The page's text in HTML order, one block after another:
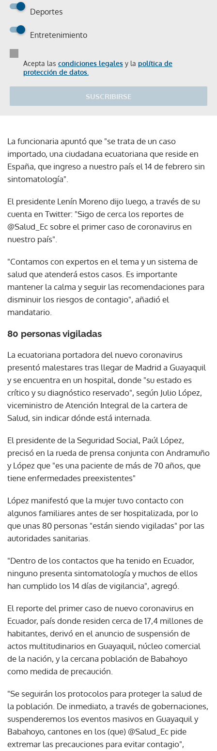
Deportes
Entretenimiento
Acepta las condiciones legales y la política de
protección de datos.
SUSCRIBIRSE
La funcionaria apuntó que "se trata de un caso
importado, una ciudadana ecuatoriana que reside en
España, que ingreso a nuestro país el 14 de febrero sin
sintomatología".
El presidente Lenín Moreno dijo luego, a través de su
cuenta en Twitter: "Sigo de cerca los reportes de
@Salud_Ec sobre el primer caso de coronavirus en
nuestro país".
"Contamos con expertos en el tema y un sistema de
salud que atenderá estos casos. Es importante
mantener la calma y seguir las recomendaciones para
disminuir los riesgos de contagio", añadió el
mandatario.
80 personas vigiladas
La ecuatoriana portadora del nuevo coronavirus
presentó malestares tras llegar de Madrid a Guayaquil
y se encuentra en un hospital, donde "su estado es
crítico y su diagnóstico reservado", según Julio López,
viceministro de Atención Integral de la cartera de
Salud, sin indicar dónde está internada.
El presidente de la Seguridad Social, Paúl López,
precisó en la rueda de prensa conjunta con Andramuño
y López que "es una paciente de más de 70 años, que
tiene enfermedades preexistentes"
López manifestó que la mujer tuvo contacto con
algunos familiares antes de ser hospitalizada, por lo
que unas 80 personas "están siendo vigiladas" por las
autoridades sanitarias.
"Dentro de los contactos que ha tenido en Ecuador,
ninguno presenta sintomatología y muchos de ellos
han cumplido los 14 días de vigilancia", agregó.
El reporte del primer caso de nuevo coronavirus en
Ecuador, país donde residen cerca de 17,4 millones de
habitantes, derivó en el anuncio de suspensión de
actos multitudinarios en Guayaquil, núcleo comercial
de la nación, y la cercana población de Babahoyo
como medida de precaución.
"Se seguirán los protocolos para proteger la salud de
la población. De inmediato, a través de gobernaciones,
suspenderemos los eventos masivos en Guayaquil y
Babahoyo, cantones en los (que) @Salud_Ec pide
extremar las precauciones para evitar contagio",